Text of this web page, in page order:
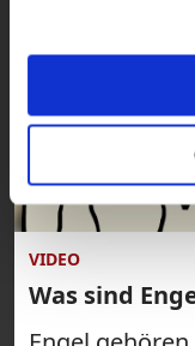
VIDEO
Was sind